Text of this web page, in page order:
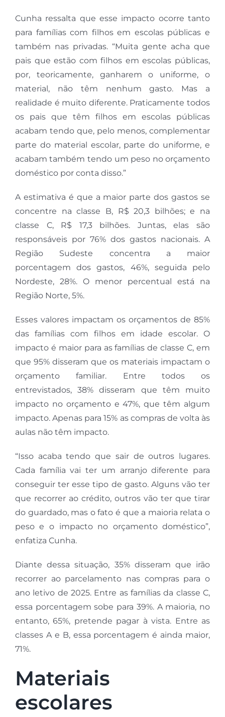
Cunha ressalta que esse impacto ocorre tanto
para famílias com filhos em escolas públicas e
também nas privadas. “Muita gente acha que
pais que estão com filhos em escolas públicas,
por, teoricamente, ganharem o uniforme, o
material, não têm nenhum gasto. Mas a
realidade é muito diferente. Praticamente todos
os pais que têm filhos em escolas públicas
acabam tendo que, pelo menos, complementar
parte do material escolar, parte do uniforme, e
acabam também tendo um peso no orçamento
doméstico por conta disso.”
A estimativa é que a maior parte dos gastos se
concentre na classe B, R$ 20,3 bilhões; e na
classe C, R$ 17,3 bilhões. Juntas, elas são
responsáveis por 76% dos gastos nacionais. A
Região Sudeste concentra a maior
porcentagem dos gastos, 46%, seguida pelo
Nordeste, 28%. O menor percentual está na
Região Norte, 5%.
Esses valores impactam os orçamentos de 85%
das famílias com filhos em idade escolar. O
impacto é maior para as famílias de classe C, em
que 95% disseram que os materiais impactam o
orçamento familiar. Entre todos os
entrevistados, 38% disseram que têm muito
impacto no orçamento e 47%, que têm algum
impacto. Apenas para 15% as compras de volta às
aulas não têm impacto.
“Isso acaba tendo que sair de outros lugares.
Cada família vai ter um arranjo diferente para
conseguir ter esse tipo de gasto. Alguns vão ter
que recorrer ao crédito, outros vão ter que tirar
do guardado, mas o fato é que a maioria relata o
peso e o impacto no orçamento doméstico”,
enfatiza Cunha.
Diante dessa situação, 35% disseram que irão
recorrer ao parcelamento nas compras para o
ano letivo de 2025. Entre as famílias da classe C,
essa porcentagem sobe para 39%. A maioria, no
entanto, 65%, pretende pagar à vista. Entre as
classes A e B, essa porcentagem é ainda maior,
71%.
Materiais
escolares